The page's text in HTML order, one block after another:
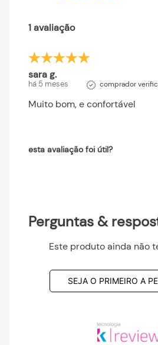
1 avaliação
sara g.
há 5 meses comprador
Muito bom, e confortável
esta avaliação foi útil?
Perguntas &
Este produto ainda não
SEJA O PRIMEIRO A